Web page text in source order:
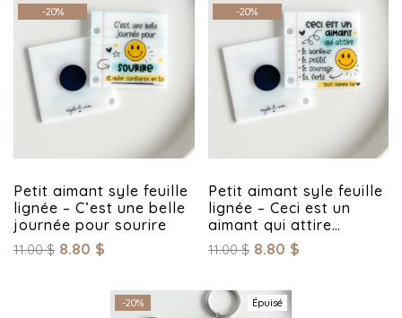
-20%
Petit aimant syle feuille
lignée – C’est une belle
journée pour sourire
11.00$ 8.80 $
-20%
Petit aimant syle feuille
lignée – Ceci est un
aimant qui attire…
11.00$ 8.80 $
-20% Épuisé